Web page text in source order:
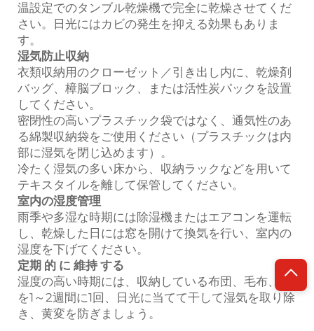
温設定でのタンブル乾燥機で完全に乾燥させてくだ
さい。日光にはカビの発生を抑える効果もありま
す。
湿気防止収納
衣類収納用のクローゼット／引き出し内に、乾燥剤
バッグ、樟脳ブロック、または活性炭パックを設置
してください。
密閉性の高いプラスチック袋ではなく、通気性のあ
る綿製収納袋をご使用ください（プラスチックは内
部に湿気を閉じ込めます）。
冷たく湿気の多い床から、収納ラックなどを用いて
テキスタイルを離して保管してください。
室内の湿度管理
雨季や多湿な時期には除湿機またはエアコンを運転
し、乾燥した日には窓を開けて換気を行い、室内の
湿度を下げてください。
定期 的 に 維持 する
湿度の高い時期には、収納している布団、毛布、枕
を1～2週間に1回、日光に当てて干して湿気を取り除
き、黄変を防ぎましょう。